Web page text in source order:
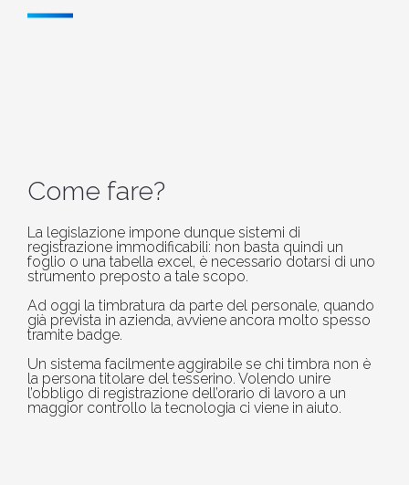
Come fare?
La legislazione impone dunque sistemi di
registrazione immodificabili: non basta quindi un
foglio o una tabella excel, è necessario dotarsi di uno
strumento preposto a tale scopo.
Ad oggi la timbratura da parte del personale, quando
già prevista in azienda, avviene ancora molto spesso
tramite badge.
Un sistema facilmente aggirabile se chi timbra non è
la persona titolare del tesserino. Volendo unire
l’obbligo di registrazione dell’orario di lavoro a un
maggior controllo la tecnologia ci viene in aiuto.